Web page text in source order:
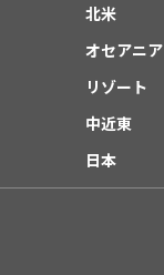
北米
オセアニア
リゾート
中近東
日本